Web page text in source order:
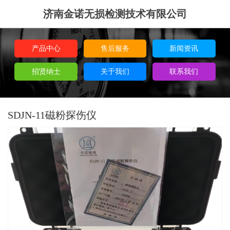
济南金诺无损检测技术有限公司
产品中心 售后服务 新闻资讯
招贤纳士 关于我们 联系我们
SDJN-11磁粉探伤仪